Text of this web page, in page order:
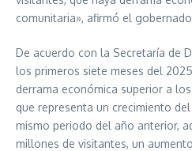
comunitaria», afirmó el
De acuerdo con la Secretaría de
los primeros siete meses del
derrama económica superior a
que representa un crecimiento
mismo periodo del año anterior,
millones de visitantes, un